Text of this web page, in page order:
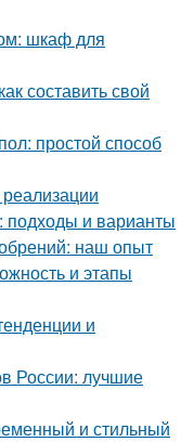
шкаф для
составить свой
простой способ
подходы и варианты
наш опыт
и этапы
и
России: лучшие
и стильный